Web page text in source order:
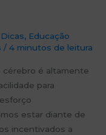
Dicas, Educação
/ 4 minutos de leitura
cérebro é altamente
para
estar diante de
incentivados a